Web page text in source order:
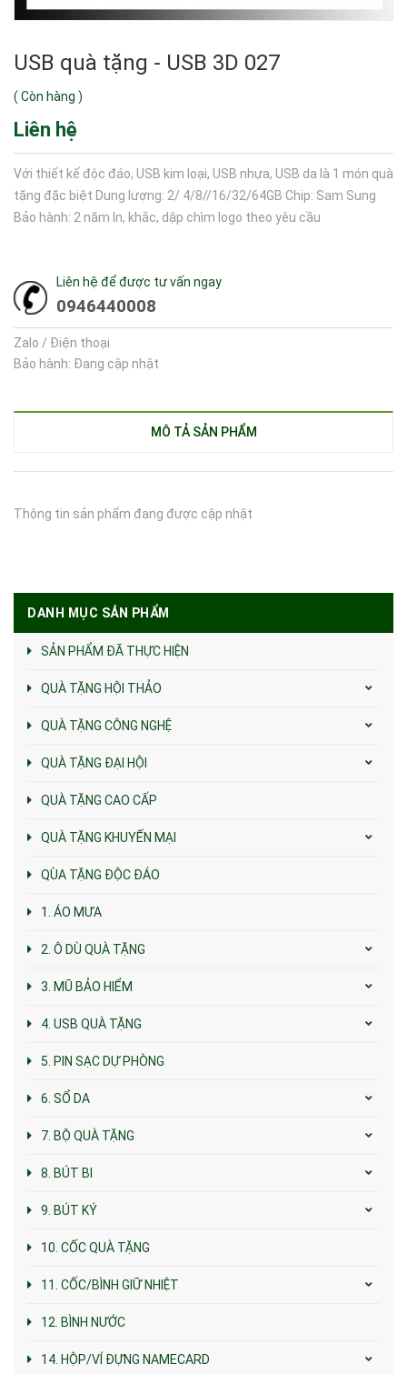
USB quà tặng - USB 3D 027
( Còn hàng )
Liên hệ
Với thiết kế độc đáo, USB kim loại, USB nhựa, USB da là 1 món quà
tặng đặc biệt Dung lượng: 2/ 4/8//16/32/64GB Chip: Sam Sung
Bảo hành: 2 năm In, khắc, dập chìm logo theo yêu cầu
Liên hệ để được tư vấn ngay
0946440008
Zalo / Điện thoại
Bảo hành: Đang cập nhật
MÔ TẢ SẢN PHẨM
Thông tin sản phẩm đang được cập nhật
DANH MỤC SẢN PHẨM
SẢN PHẨM ĐÃ THỰC HIỆN
QUÀ TẶNG HỘI THẢO
QUÀ TẶNG CÔNG NGHỆ
QUÀ TẶNG ĐẠI HỘI
QUÀ TẶNG CAO CẤP
QUÀ TẶNG KHUYẾN MẠI
QÙA TẶNG ĐỘC ĐÁO
1. ÁO MƯA
2. Ô DÙ QUÀ TẶNG
3. MŨ BẢO HIỂM
4. USB QUÀ TẶNG
5. PIN SẠC DỰ PHÒNG
6. SỔ DA
7. BỘ QUÀ TẶNG
8. BÚT BI
9. BÚT KÝ
10. CỐC QUÀ TẶNG
11. CỐC/BÌNH GIỮ NHIỆT
12. BÌNH NƯỚC
14. HỘP/VÍ ĐỰNG NAMECARD